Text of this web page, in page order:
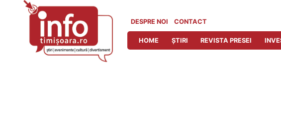
DESPRE NOI CONTACT
HOME ȘTIRI REVISTA PRESEI